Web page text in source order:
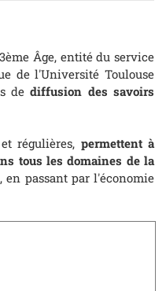
Âge, entité du service
de l'Université Toulouse
de diffusion des savoirs
régulières, permettent à
tous les domaines de la
en passant par l'économie